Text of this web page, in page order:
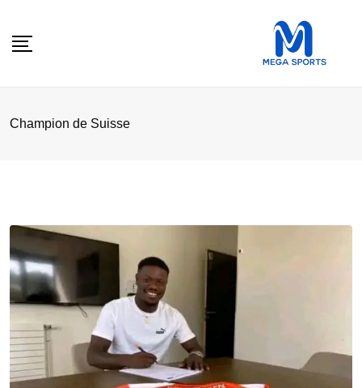
Champion de Suisse